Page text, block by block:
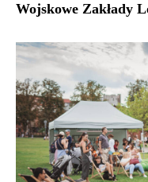
Wojskowe Zakłady